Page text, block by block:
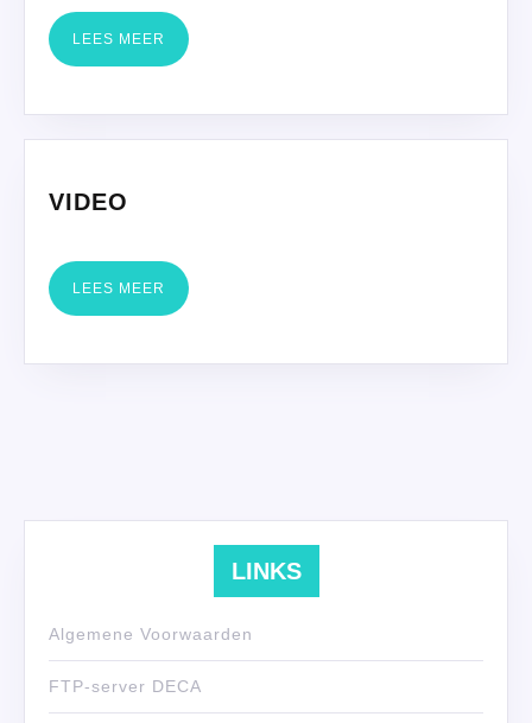
LEES MEER LEES
MEER
VIDEO
LEES MEER LEES
MEER
LINKS
Algemene Voorwaarden
FTP-server DECA